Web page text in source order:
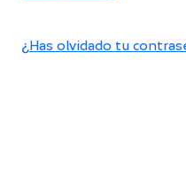
¿Has olvidado tu